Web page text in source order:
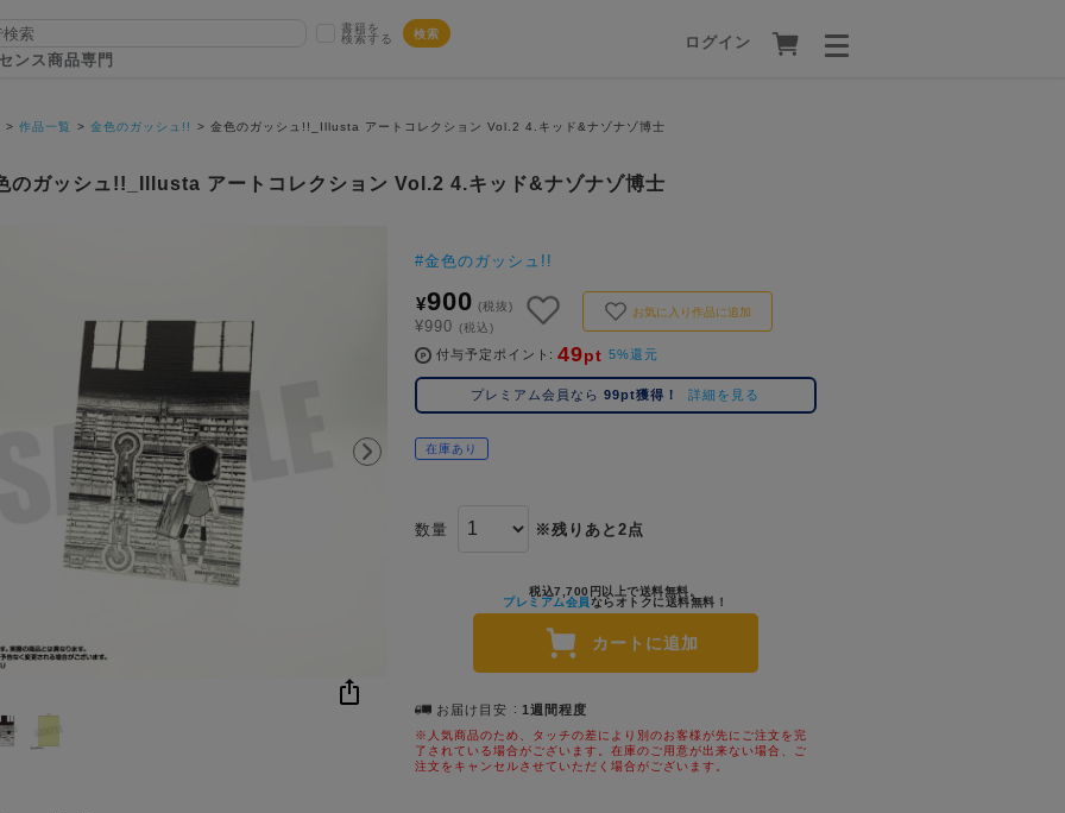
ンス商品専門
書籍を
検索する
検索 ログイン
作品一覧 金色のガッシュ!! 金色のガッシュ!!_Illusta アートコレクション Vol.2 4.キッド&ナゾナゾ博士
のガッシュ!!_Illusta アートコレクション Vol.2 4.キッド&ナゾナゾ博士
#金色のガッシュ!!
¥900 (税抜)
¥990 (税込)
お気に入り作品に追加
付与予定ポイント 49pt 5%還元
プレミアム会員なら99pt獲得！ 詳細を見る
在庫あり
数量 ※残りあと2点
税込7,700円以上で送料無料。
プレミアム会員ならオトクに送料無料！
カートに追加
お届け目安 1週間程度
※人気商品のため、タッチの差により別のお客様が先にご注文を完
了されている場合がございます。在庫のご用意が出来ない場合、ご
注文をキャンセルさせていただく場合がございます。